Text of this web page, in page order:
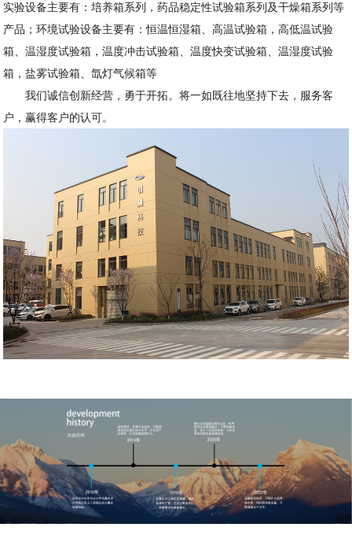
实验设备主要有：培养箱系列，药品稳定性试验箱系列及干燥箱系列等
产品；环境试验设备主要有：恒温恒湿箱、高温试验箱，高低温试验
箱、温湿度试验箱，温度冲击试验箱、温度快变试验箱、温湿度试验
箱，盐雾试验箱、氙灯气候箱等
我们诚信创新经营，勇于开拓。将一如既往地坚持下去，服务客
户，赢得客户的认可。